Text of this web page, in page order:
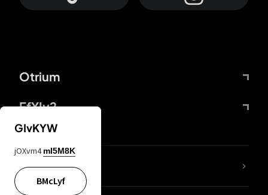
Otrium
FfYIy2
65A04M
GIvKYW
jOXvm4 mI5M8K
BMcLyf